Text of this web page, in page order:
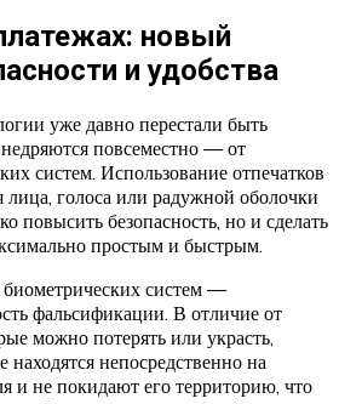
новый
и удобства
уже давно перестали быть
повсеместно — от
систем. Использование отпечатков
лица, голоса или радужной оболочки
повысить безопасность, но и сделать
простым и быстрым.
систем —
фальсификации. В отличие от
можно потерять или украсть,
непосредственно на
и не покидают его территорию, что